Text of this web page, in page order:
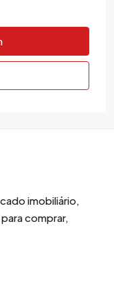
imobiliário,
comprar,